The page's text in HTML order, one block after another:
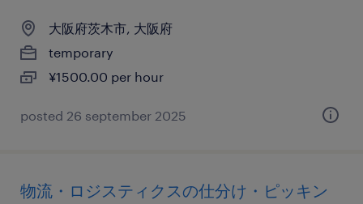
大阪府茨木市, 大阪府
temporary
¥1500.00 per hour
posted 26 september 2025
物流・ロジスティクスの仕分け・ピッキン